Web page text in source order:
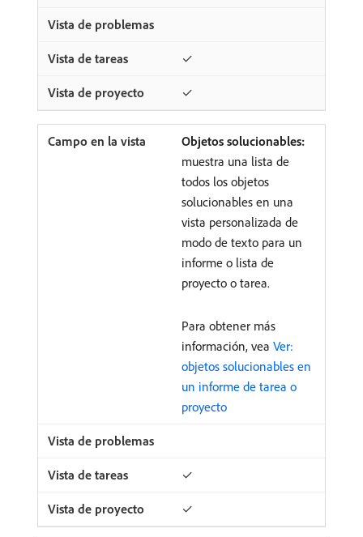
✓
✓
Objetos solucionables:
muestra una lista de
todos los objetos
solucionables en una
vista personalizada de
modo de texto para un
informe o lista de
proyecto o tarea.
Para obtener más
información, vea Ver:
objetos solucionables en
un informe de tarea o
proyecto
✓
✓